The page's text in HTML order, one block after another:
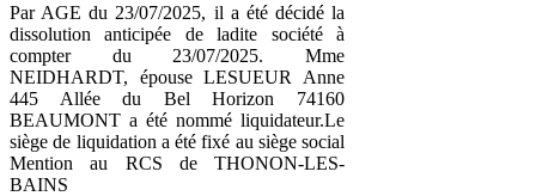
Par AGE du 23/07/2025, il a été décidé la
dissolution anticipée de ladite société à
compter du 23/07/2025. Mme
NEIDHARDT, épouse LESUEUR Anne
445 Allée du Bel Horizon 74160
BEAUMONT a été nommé liquidateur.Le
siège de liquidation a été fixé au siège social
Mention au RCS de THONON-LES-
BAINS